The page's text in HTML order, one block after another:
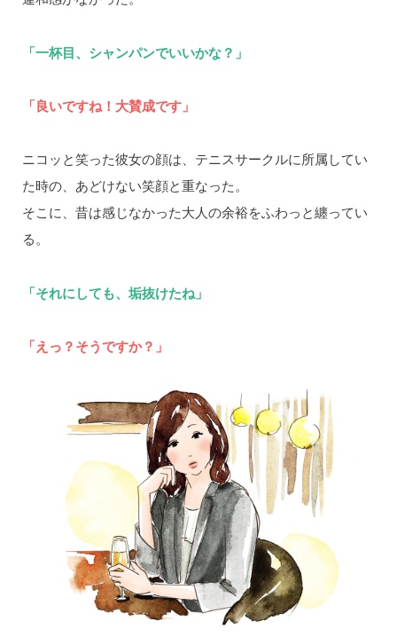
「一杯目、シャンパンでいいかな？」
「良いですね！大賛成です」
ニコッと笑った彼女の顔は、テニスサークルに所属してい
た時の、あどけない笑顔と重なった。
そこに、昔は感じなかった大人の余裕をふわっと纏ってい
る。
「それにしても、垢抜けたね」
「えっ？そうですか？」